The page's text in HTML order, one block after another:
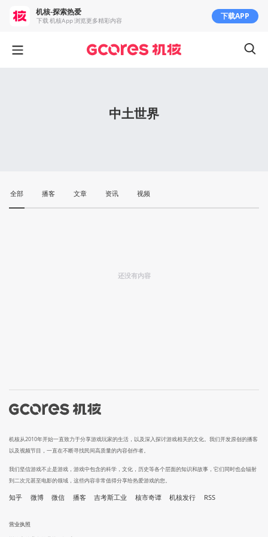
中土世界
全部 播客 文章 资讯 视频
还没有内容
机核从2010年开始一直致力于分享游戏玩家的生活，以及深入探讨游戏相关的文化。我们开发原创的播客
以及视频节目，一直在不断寻找民间高质量的内容创作者。
我们坚信游戏不止是游戏，游戏中包含的科学，文化，历史等各个层面的知识和故事，它们同时也会辐射
到二次元甚至电影的领域，这些内容非常值得分享给热爱游戏的您。
知乎 微博 微信 播客 吉考斯工业 核市奇谭 机核发行 RSS
营业执照
机核-探索热爱
下载 机核App 浏览更多精彩内容 下载APP